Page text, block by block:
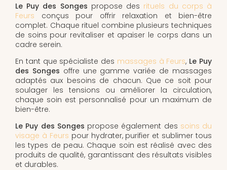
Le Puy des Songes propose des rituels du corps à
Feurs conçus pour offrir relaxation et bien-être
complet. Chaque rituel combine plusieurs techniques
de soins pour revitaliser et apaiser le corps dans un
cadre serein.
En tant que spécialiste des massages à Feurs, Le Puy
des Songes offre une gamme variée de massages
adaptés aux besoins de chacun. Que ce soit pour
soulager les tensions ou améliorer la circulation,
chaque soin est personnalisé pour un maximum de
bien-être.
Le Puy des Songes propose également des soins du
visage à Feurs pour hydrater, purifier et sublimer tous
les types de peau. Chaque soin est réalisé avec des
produits de qualité, garantissant des résultats visibles
et durables.